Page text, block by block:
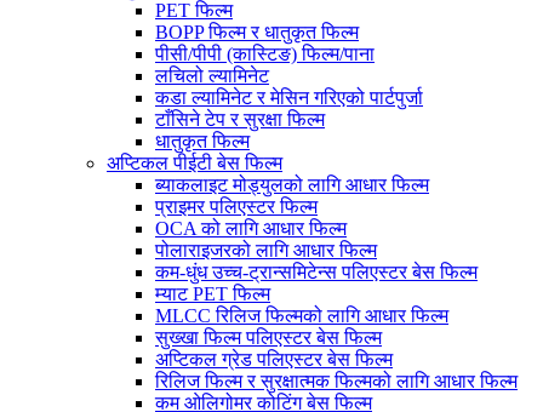
PET फिल्म
BOPP फिल्म र धातुकृत फिल्म
पीसी/पीपी (कास्टिङ) फिल्म/पाना
लचिलो ल्यामिनेट
कडा ल्यामिनेट र मेसिन गरिएको पार्टपुर्जा
टाँसिने टेप र सुरक्षा फिल्म
धातुकृत फिल्म
अप्टिकल पीईटी बेस फिल्म
ब्याकलाइट मोड्युलको लागि आधार फिल्म
प्राइमर पलिएस्टर फिल्म
OCA को लागि आधार फिल्म
पोलाराइजरको लागि आधार फिल्म
कम-धुंध उच्च-ट्रान्समिटेन्स पलिएस्टर बेस फिल्म
म्याट PET फिल्म
MLCC रिलिज फिल्मको लागि आधार फिल्म
सुख्खा फिल्म पलिएस्टर बेस फिल्म
अप्टिकल ग्रेड पलिएस्टर बेस फिल्म
रिलिज फिल्म र सुरक्षात्मक फिल्मको लागि आधार फिल्म
कम ओलिगोमर कोटिंग बेस फिल्म